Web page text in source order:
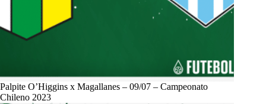
Palpite O’Higgins x Magallanes – 09/07 – Campeonato
Chileno 2023